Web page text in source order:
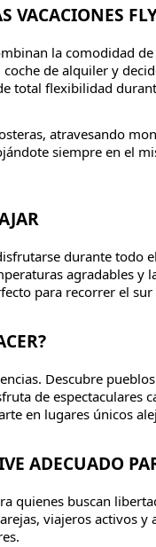
VACACIONES
la comodidad
de alquiler y
total flexibilidad
atravesando
siempre en el
durante todo
agradables y
para recorrer el
Descubre
de espectaculares
en lugares únicos
ADECUADO
quienes buscan
viajeros activos